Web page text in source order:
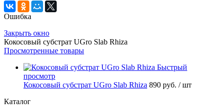
Ошибка
Закрыть окно
Кокосовый субстрат UGro Slab Rhiza
Просмотренные товары
Быстрый
просмотр
Кокосовый субстрат UGro Slab Rhiza 890 руб. / шт
Каталог